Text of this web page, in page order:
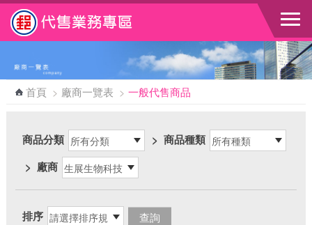
跳到主要內容區塊
首頁 > 廠商一覽表 > 一般代售商品
商品分類 > 商品種類
> 廠商
排序